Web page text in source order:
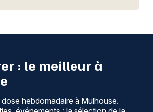
: le meilleur à
hebdomadaire à Mulhouse.